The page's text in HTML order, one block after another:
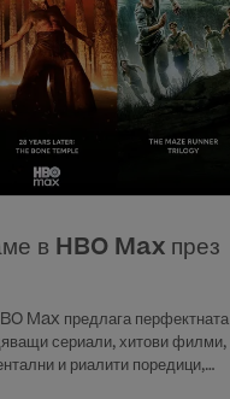
в HBO Max през
Max предлага перфектната
сериали, хитови филми,
и риалити поредици,